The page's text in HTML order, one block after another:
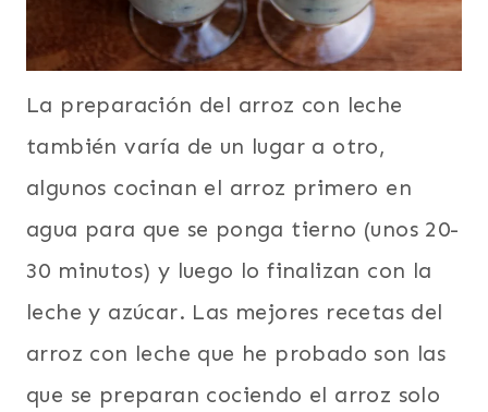
La preparación del arroz con leche
también varía de un lugar a otro,
algunos cocinan el arroz primero en
agua para que se ponga tierno (unos 20-
30 minutos) y luego lo finalizan con la
leche y azúcar. Las mejores recetas del
arroz con leche que he probado son las
que se preparan cociendo el arroz solo